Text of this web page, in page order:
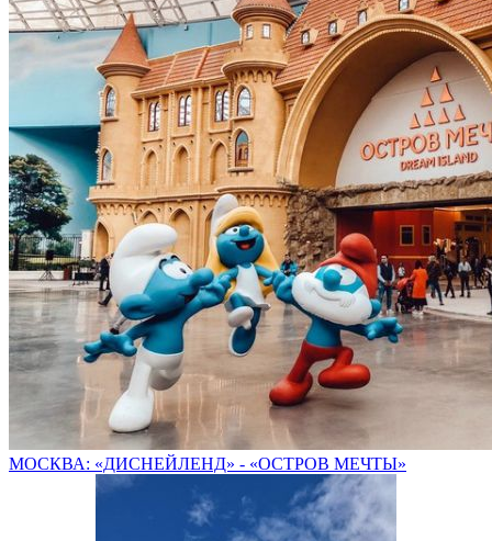
МОСКВА: «ДИСНЕЙЛЕНД» - «ОСТРОВ МЕЧТЫ»